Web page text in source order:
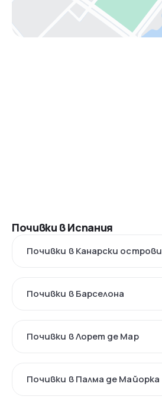
Почивки в Испания
Почивки в Канарски острови
Почивки в Барселона
Почивки в Лорет де Мар
Почивки в Палма де Майорка